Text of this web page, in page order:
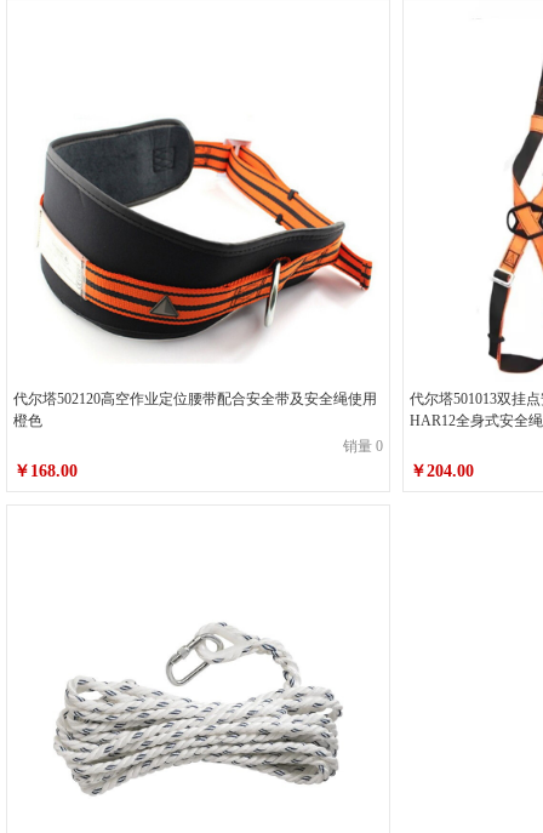
代尔塔502120高空作业定位腰带配合安全带及安全绳使用
橙色
销量 0
￥168.00
代尔塔501013双挂
HAR12全身式安全
￥204.00